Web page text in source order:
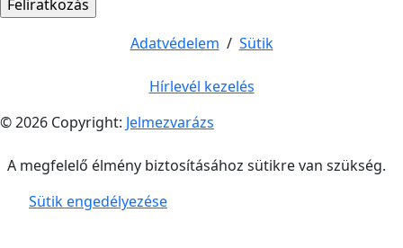
Adatvédelem / Sütik
Hírlevél kezelés
© 2026 Copyright: Jelmezvarázs
A megfelelő élmény biztosításához sütikre van szükség.
Sütik engedélyezése